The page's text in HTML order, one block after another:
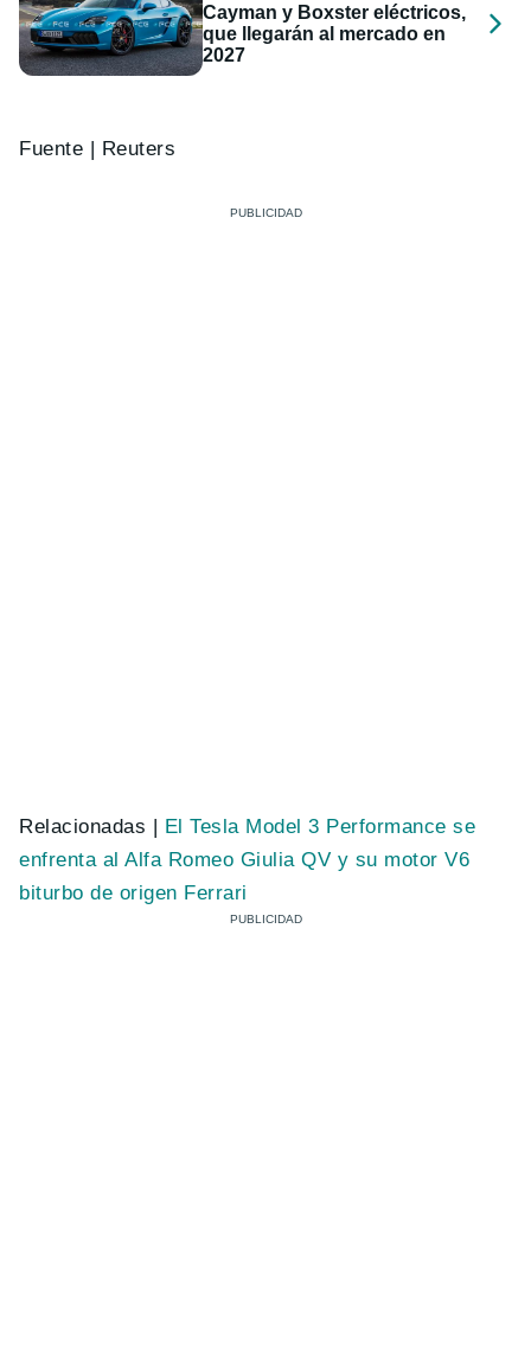
Cayman y Boxster eléctricos,
que llegarán al mercado en
2027
Fuente | Reuters
Relacionadas | El Tesla Model 3 Performance se
enfrenta al Alfa Romeo Giulia QV y su motor V6
biturbo de origen Ferrari